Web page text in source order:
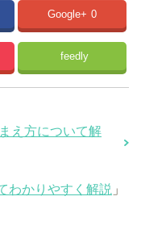
Google+ 0
feedly
え方について解
わかりやすく解説 」